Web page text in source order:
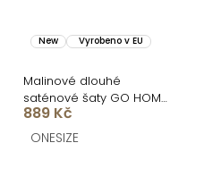
New Vyrobeno v EU
Malinové dlouhé
saténové šaty GO HOME
s krátkým rukávem a
rozparkem
889 Kč
ONESIZE